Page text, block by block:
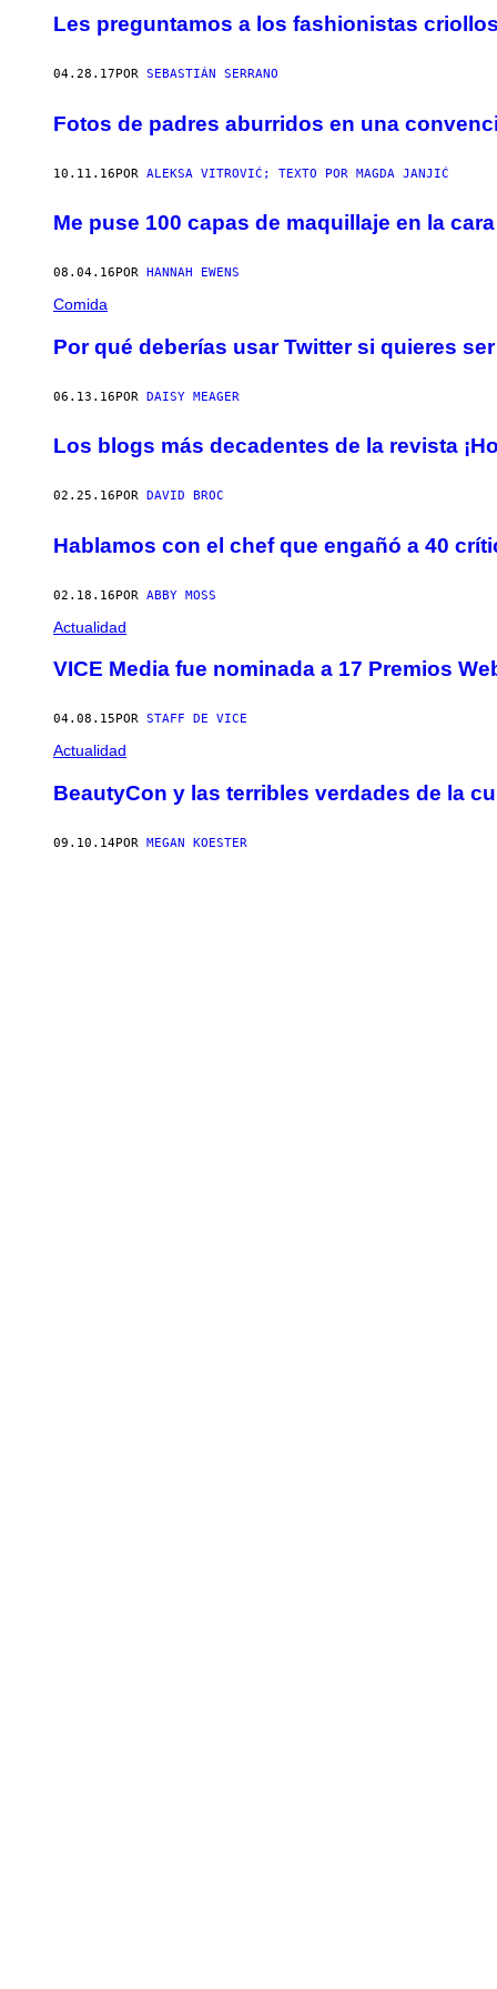
Les preguntamos a los fashionistas
04.28.17 POR SEBASTIÁN SERRANO
Fotos de padres aburridos en una
10.11.16POR ALEKSA VITROVIĆ; TEXTO POR MAGDA JANJIĆ
Me puse 100 capas de maquillaje en la cara
08.04.16 POR HANNAH EWENS
Comida
Por qué deberías usar Twitter si quieres
06.13.16POR DAISY MEAGER
Los blogs más decadentes de la revista
02.25.16 POR DAVID BROC
Hablamos con el chef que engañó a 40
02.18.16POR ABBY MOSS
Actualidad
VICE Media fue nominada a 17 Premios
04.08.15 POR STAFF DE VICE
Actualidad
BeautyCon y las terribles verdades de la
09.10.14POR MEGAN KOESTER